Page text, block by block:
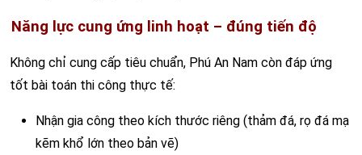
Năng lực cung ứng linh hoạt – đúng tiến độ
Không chỉ cung cấp tiêu chuẩn, Phú An Nam còn đáp ứng
tốt bài toán thi công thực tế:
Nhận gia công theo kích thước riêng (thảm đá, rọ đá mạ
kẽm khổ lớn theo bản vẽ)